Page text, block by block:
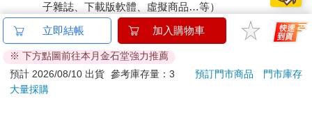
子雜誌、下載版軟體、虛擬商品…等）
已拆封之個人衛生用品。（如：內衣褲、刮鬍刀、除毛
若非上列種類商品，均享有到貨7天的猶豫期（含例假
日）。
辦理退換貨時，商品（組合商品恕無法接受單獨退貨）必須
立即結帳 加入購物車
※ 下方點圖前往本月金石堂強力推薦
預計 2026/08/10 出貨 參考庫存量：3 預訂門市商品
門市庫存
大量採購